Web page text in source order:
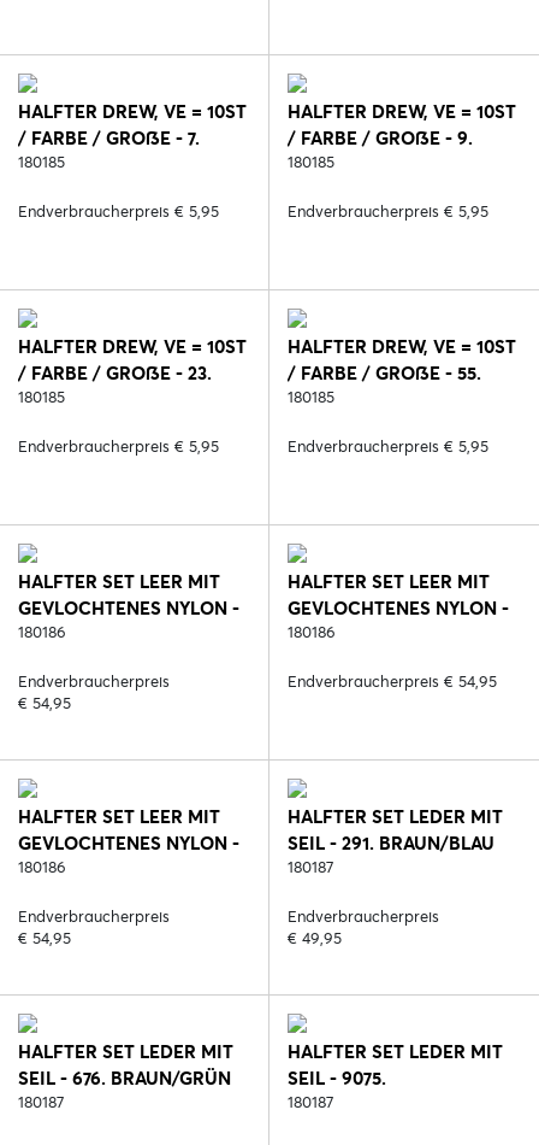
HALFTER DREW, VE = 10ST
/ FARBE / GROßE - 7.
GRÜN
180185
Endverbraucherpreis € 5,95
HALFTER DREW, VE = 10ST
/ FARBE / GROßE - 9.
BORDEAUX
180185
Endverbraucherpreis € 5,95
HALFTER DREW, VE = 10ST
/ FARBE / GROßE - 23.
ROSA
180185
Endverbraucherpreis € 5,95
HALFTER DREW, VE = 10ST
/ FARBE / GROßE - 55.
ROYAL BLUE
180185
Endverbraucherpreis € 5,95
HALFTER SET LEER MIT
GEVLOCHTENES NYLON -
291. BRAUN/BLAU
180186
Endverbraucherpreis
€ 54,95
HALFTER SET LEER MIT
GEVLOCHTENES NYLON -
676. BRAUN/GRÜN
180186
Endverbraucherpreis € 54,95
HALFTER SET LEER MIT
GEVLOCHTENES NYLON -
9075.
180186
Endverbraucherpreis
€ 54,95
HALFTER SET LEDER MIT
SEIL - 291. BRAUN/BLAU
180187
Endverbraucherpreis
€ 49,95
HALFTER SET LEDER MIT
SEIL - 676. BRAUN/GRÜN
180187
HALFTER SET LEDER MIT
SEIL - 9075.
SCHWARZ/SCHWARZ
180187